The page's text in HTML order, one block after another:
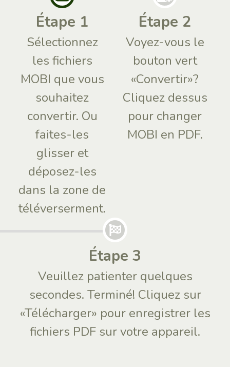
Étape 1
Sélectionnez
les fichiers
MOBI que vous
souhaitez
convertir. Ou
faites-les
glisser et
déposez-les
dans la zone de
téléverserment.
Étape 2
Voyez-vous le
bouton vert
«Convertir»?
Cliquez dessus
pour changer
MOBI en PDF.
Étape 3
Veuillez patienter quelques
secondes. Terminé! Cliquez sur
«Télécharger» pour enregistrer les
fichiers PDF sur votre appareil.